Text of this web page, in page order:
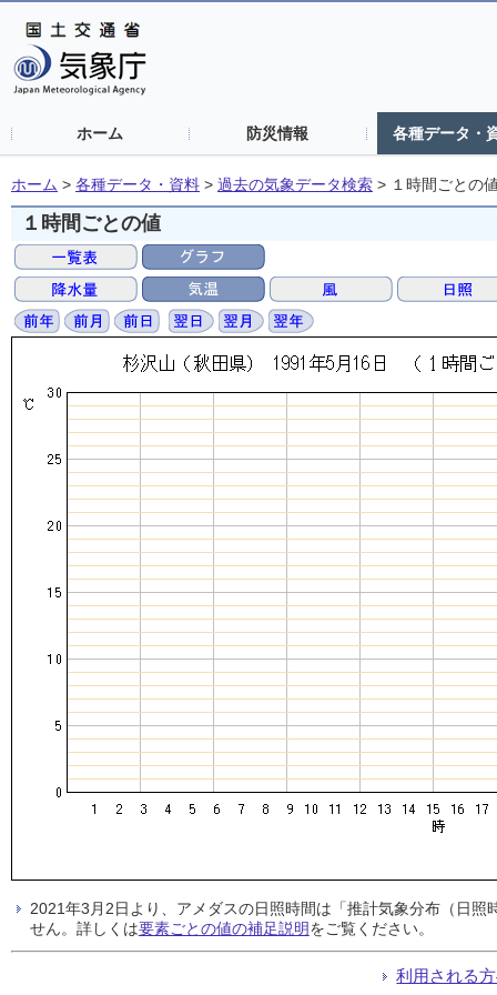
ホーム 防災情報 各種データ・
ホーム > 各種データ・資料 > 過去の気象データ検索 > １時間ごとの
１時間ごとの値
2021年3月2日より、アメダスの日照時間は「推計気象分布（日
せん。詳しくは要素ごとの値の補足説明をご覧ください。
利用される